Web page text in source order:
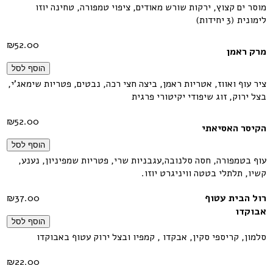
מוסר ים קצוץ, ירקות שורש מאודים, ציפוי טמפורה, טחינה יוזו
לימונית (3 יחידות)
מרק ראמן ₪52.00
הוסף לסל
ציר עוף ואווז, אטריות ראמן, ביצה חצי רכה, נבטים, פטריות שימאג'י,
בצל ירוק, זוג שיפודי יקיטורי פרגית
הקיסר האסיאתי ₪52.00
הוסף לסל
עוף בטמפורה, חסה סלנובה,עגבניות שרי, פטריות שמפיניון, נענע,
קשיו, תלתלי בטטה וויניגרט יוזו.
רול הבית עטוף
אבוקדו
₪37.00
הוסף לסל
סלמון, קריספי סקין, אבקדו , קמפיו ובצל ירוק עטוף באבוקדו
₪22.00